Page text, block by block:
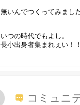
無いんでつくってみまし
いつの時代でもよし。
長小出身者集まれぇい！！
コミュニ